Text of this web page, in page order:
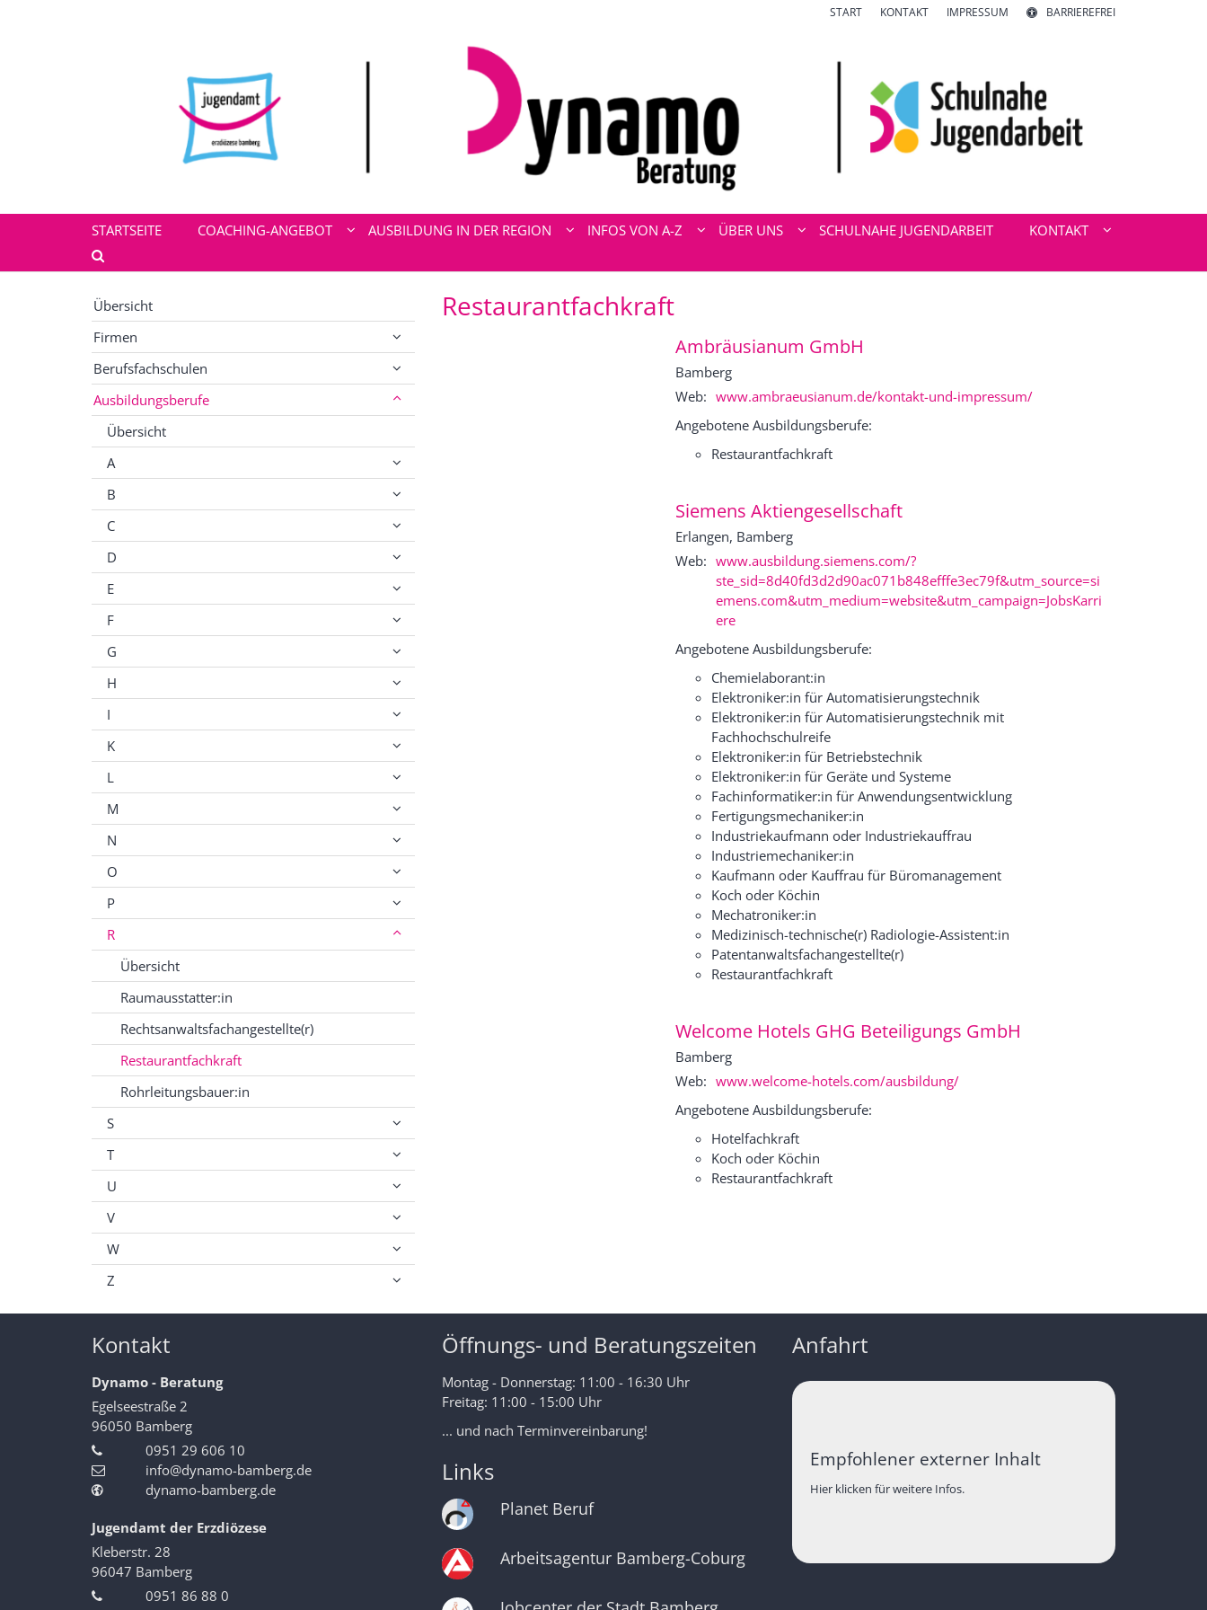
START KONTAKT IMPRESSUM BARRIEREFREI
STARTSEITE COACHING-ANGEBOT AUSBILDUNG IN DER REGION INFOS VON A-Z ÜBER UNS SCHULNAHE JUGENDARBEIT KONTAKT
Restaurantfachkraft
Ambräusianum GmbH
Bamberg
Web: www.ambraeusianum.de/kontakt-und-impressum/
Angebotene Ausbildungsberufe:
Restaurantfachkraft
Siemens Aktiengesellschaft
Erlangen, Bamberg
Web: www.ausbildung.siemens.com/?
ste_sid=8d40fd3d2d90ac071b848efffe3ec79f&utm_source=si
emens.com&utm_medium=website&utm_campaign=JobsKarri
ere
Angebotene Ausbildungsberufe:
Chemielaborant:in
Elektroniker:in für Automatisierungstechnik
Elektroniker:in für Automatisierungstechnik mit
Fachhochschulreife
Elektroniker:in für Betriebstechnik
Elektroniker:in für Geräte und Systeme
Fachinformatiker:in für Anwendungsentwicklung
Fertigungsmechaniker:in
Industriekaufmann oder Industriekauffrau
Industriemechaniker:in
Kaufmann oder Kauffrau für Büromanagement
Koch oder Köchin
Mechatroniker:in
Medizinisch-technische(r) Radiologie-Assistent:in
Patentanwaltsfachangestellte(r)
Restaurantfachkraft
Welcome Hotels GHG Beteiligungs GmbH
Bamberg
Web: www.welcome-hotels.com/ausbildung/
Angebotene Ausbildungsberufe:
Hotelfachkraft
Koch oder Köchin
Restaurantfachkraft
Übersicht
Firmen
Berufsfachschulen
Ausbildungsberufe
Übersicht
A
B
C
D
E
F
G
H
I
K
L
M
N
O
P
R
Übersicht
Raumausstatter:in
Rechtsanwaltsfachangestellte(r)
Restaurantfachkraft
Rohrleitungsbauer:in
S
T
U
V
W
Z
Kontakt
Dynamo - Beratung
Egelseestraße 2
96050 Bamberg
0951 29 606 10
info@dynamo-bamberg.de
dynamo-bamberg.de
Jugendamt der Erzdiözese
Kleberstr. 28
96047 Bamberg
0951 86 88 0
Öffnungs- und Beratungszeiten
Montag - Donnerstag: 11:00 - 16:30 Uhr
Freitag: 11:00 - 15:00 Uhr
... und nach Terminvereinbarung!
Links
Planet Beruf
Arbeitsagentur Bamberg-Coburg
Anfahrt
Empfohlener externer Inhalt
Hier klicken für weitere Infos.